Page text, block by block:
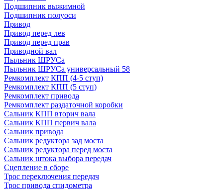
Подшипник выжимной
Подшипник полуоси
Привод
Привод перед лев
Привод перед прав
Приводной вал
Пыльник ШРУСа
Пыльник ШРУСа универсальный 58
Ремкомплект КПП (4-5 ступ)
Ремкомплект КПП (5 ступ)
Ремкомплект привода
Ремкомплект раздаточной коробки
Сальник КПП вторич вала
Сальник КПП первич вала
Сальник привода
Сальник редуктора зад моста
Сальник редуктора перед моста
Сальник штока выбора передач
Сцепление в сборе
Трос переключения передач
Трос привода спидометра